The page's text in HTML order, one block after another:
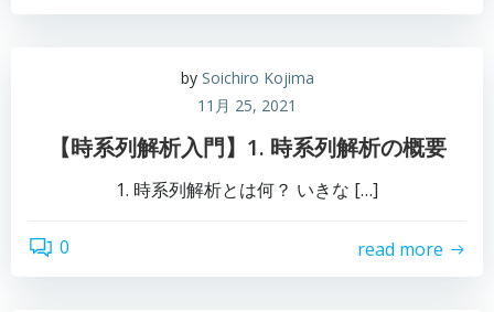
by Soichiro Kojima
11月 25, 2021
【時系列解析入門】1. 時系列解析の概要
1. 時系列解析とは何？ いきな […]
0 read more